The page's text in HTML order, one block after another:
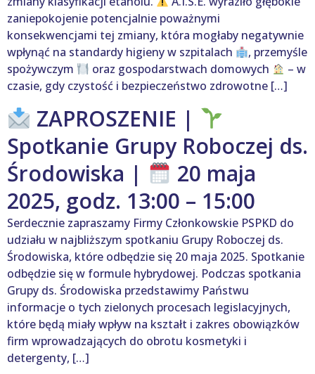
zaniepokojenie potencjalnie poważnymi
konsekwencjami tej zmiany, która mogłaby negatywnie
wpłynąć na standardy higieny w szpitalach
, przemyśle
spożywczym
oraz gospodarstwach domowych
– w
czasie, gdy czystość i bezpieczeństwo zdrowotne […]
ZAPROSZENIE |
Spotkanie Grupy Roboczej ds.
Środowiska |
20 maja
2025, godz. 13:00 – 15:00
Serdecznie zapraszamy Firmy Członkowskie PSPKD do
udziału w najbliższym spotkaniu Grupy Roboczej ds.
Środowiska, które odbędzie się 20 maja 2025. Spotkanie
odbędzie się w formule hybrydowej. Podczas spotkania
Grupy ds. Środowiska przedstawimy Państwu
informacje o tych zielonych procesach legislacyjnych,
które będą miały wpływ na kształt i zakres obowiązków
firm wprowadzających do obrotu kosmetyki i
detergenty, […]